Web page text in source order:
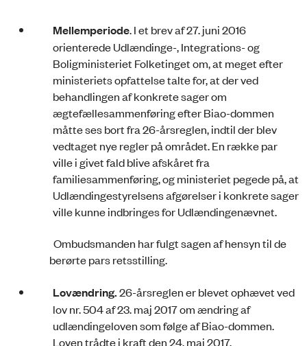
Mellemperiode. I et brev af 27. juni 2016
orienterede Udlændinge-, Integrations- og
Boligministeriet Folketinget om, at meget efter
ministeriets opfattelse talte for, at der ved
behandlingen af konkrete sager om
ægtefællesammenføring efter Biao-dommen
måtte ses bort fra 26-årsreglen, indtil der blev
vedtaget nye regler på området. En række par
ville i givet fald blive afskåret fra
familiesammenføring, og ministeriet pegede på, at
Udlændingestyrelsens afgørelser i konkrete sager
ville kunne indbringes for Udlændingenævnet.
Ombudsmanden har fulgt sagen af hensyn til de
berørte pars retsstilling.
Lovændring.26-årsreglen er blevet ophævet ved
lov nr. 504 af 23. maj 2017 om ændring af
udlændingeloven som følge af Biao-dommen.
Loven trådte i kraft den 24. maj 2017.